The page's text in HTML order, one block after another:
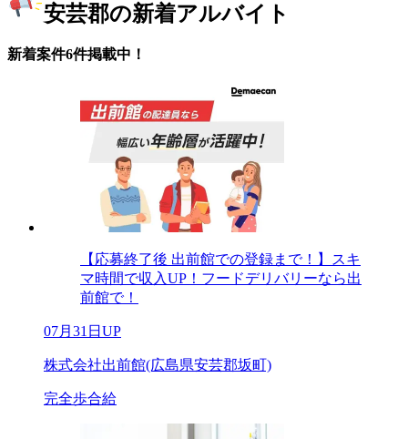
安芸郡の新着アルバイト
新着案件6件掲載中！
【応募終了後 出前館での登録まで！】スキ
マ時間で収入UP！フードデリバリーなら出
前館で！
07月31日UP
株式会社出前館(広島県安芸郡坂町)
完全歩合給